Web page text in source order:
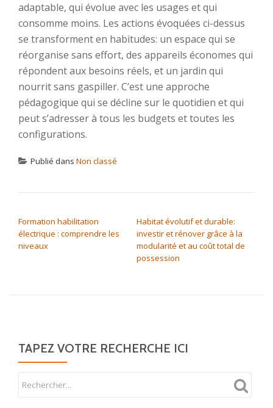
adaptable, qui évolue avec les usages et qui
consomme moins. Les actions évoquées ci-dessus
se transforment en habitudes: un espace qui se
réorganise sans effort, des appareils économes qui
répondent aux besoins réels, et un jardin qui
nourrit sans gaspiller. C’est une approche
pédagogique qui se décline sur le quotidien et qui
peut s’adresser à tous les budgets et toutes les
configurations.
Publié dans Non classé
Formation habilitation
électrique : comprendre les
niveaux
Habitat évolutif et durable:
investir et rénover grâce à la
modularité et au coût total de
possession
TAPEZ VOTRE RECHERCHE ICI